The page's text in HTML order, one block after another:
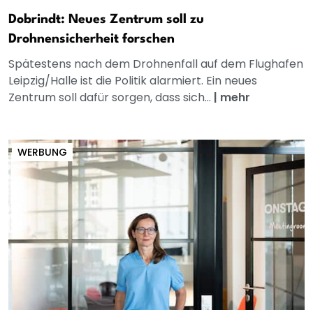
Dobrindt: Neues Zentrum soll zu
Drohnensicherheit forschen
Spätestens nach dem Drohnenfall auf dem Flughafen
Leipzig/Halle ist die Politik alarmiert. Ein neues
Zentrum soll dafür sorgen, dass sich... | mehr
WERBUNG